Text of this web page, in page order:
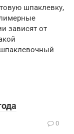
шпаклевку,
зависят от
0